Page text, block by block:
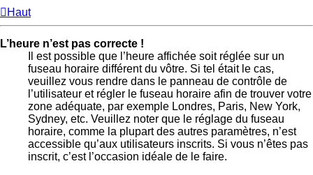
Haut
L’heure n’est pas correcte !
Il est possible que l’heure affichée soit réglée sur un
fuseau horaire différent du vôtre. Si tel était le cas,
veuillez vous rendre dans le panneau de contrôle de
l’utilisateur et régler le fuseau horaire afin de trouver votre
zone adéquate, par exemple Londres, Paris, New York,
Sydney, etc. Veuillez noter que le réglage du fuseau
horaire, comme la plupart des autres paramètres, n’est
accessible qu’aux utilisateurs inscrits. Si vous n’êtes pas
inscrit, c’est l’occasion idéale de le faire.